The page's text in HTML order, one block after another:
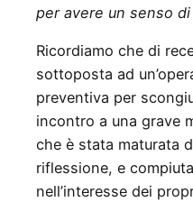
per avere un senso
Ricordiamo che di
sottoposta ad
preventiva per
incontro a una grave
che è stata maturata
riflessione, e
nell’interesse dei